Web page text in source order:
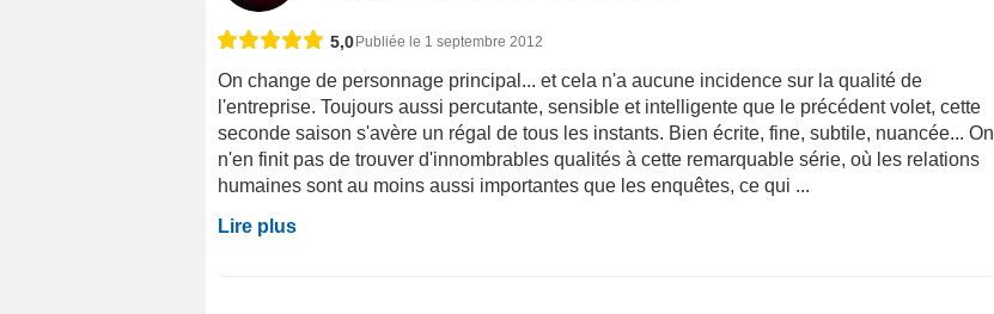
5,0Publiée le 1 septembre 2012
On change de personnage principal... et cela n'a aucune incidence sur la qualité de
l'entreprise. Toujours aussi percutante, sensible et intelligente que le précédent volet, cette
seconde saison s'avère un régal de tous les instants. Bien écrite, fine, subtile, nuancée... On
n'en finit pas de trouver d'innombrables qualités à cette remarquable série, où les relations
humaines sont au moins aussi importantes que les enquêtes, ce qui ...
Lire plus